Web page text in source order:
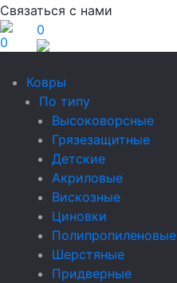
Связаться с нами
0
0
Ковры
По типу
Высоковорсные
Грязезащитные
Детские
Акриловые
Вискозные
Циновки
Полипропиленовые
Шерстяные
Придверные